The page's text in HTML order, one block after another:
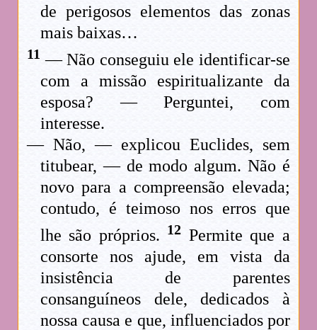
de perigosos elementos das zonas
mais baixas…
11 — Não conseguiu ele identificar-se
com a missão espiritualizante da
esposa? — Perguntei, com
interesse.
— Não, — explicou Euclides, sem
titubear, — de modo algum. Não é
novo para a compreensão elevada;
contudo, é teimoso nos erros que
lhe são próprios. 12 Permite que a
consorte nos ajude, em vista da
insistência de parentes
consanguíneos dele, dedicados à
nossa causa e que, influenciados por